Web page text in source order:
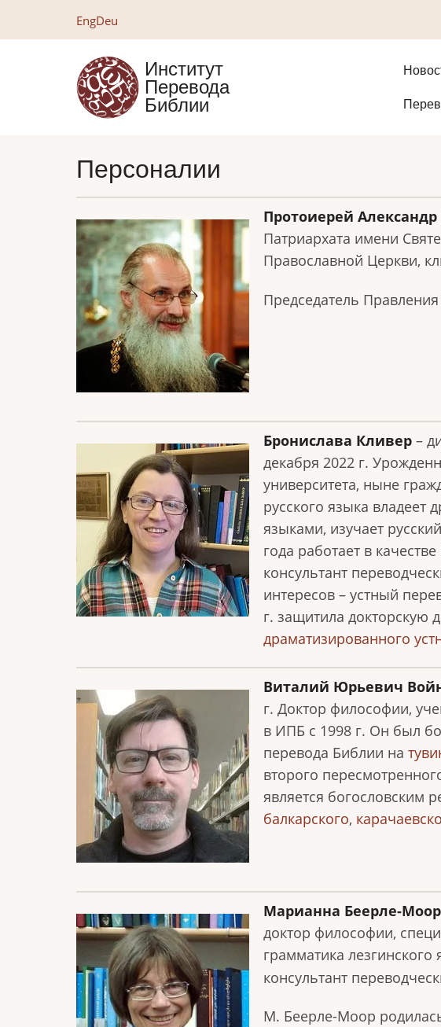
содержанию
EngDeu
Институт
Перевода
Библии
Персоналии
Протоиерей
Патриархата имени
Православной Церкви,
Председатель
Бронислава Кливер –
декабря 2022 г.
университета, ныне
русского языка владеет
языками, изучает
года работает в
консультант
интересов – устный
г. защитила докторскую
драматизированного
Виталий Юрьевич
г. Доктор философии,
в ИПБ c 1998 г. Он был
перевода Библии на
второго
является богословским
балкарского,
Марианна Беерле-Моор
доктор философии,
грамматика лезгинского
консультант
М. Беерле-Моор